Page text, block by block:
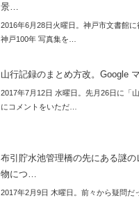
景…
2016年6月28日火曜日。神戸市文書館に
神戸100年 写真集を…
山行記録のまとめ方改。Google
2017年7月12日 水曜日。先月26日に「
にコメントをいただ…
布引貯水池管理橋の先にある謎の
物につ…
2017年2月9日 木曜日。前々から疑問だ